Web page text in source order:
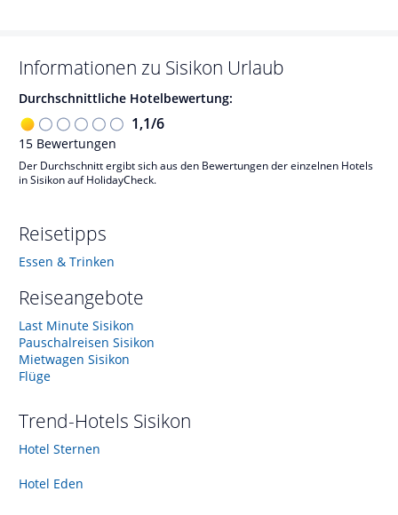
Informationen zu Sisikon Urlaub
Durchschnittliche Hotelbewertung:
1,1/6
15 Bewertungen
Der Durchschnitt ergibt sich aus den Bewertungen der einzelnen Hotels
in Sisikon auf HolidayCheck.
Reisetipps
Essen & Trinken
Reiseangebote
Last Minute Sisikon
Pauschalreisen Sisikon
Mietwagen Sisikon
Flüge
Trend-Hotels Sisikon
Hotel Sternen
Hotel Eden